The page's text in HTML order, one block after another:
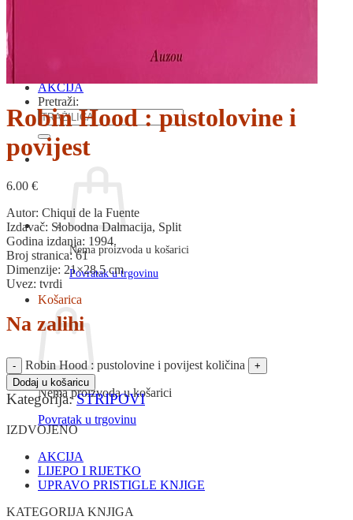
AKCIJA
Pretraži:
Nema proizvoda u košarici
Povratak u trgovinu
Košarica
Nema proizvoda u košarici
Povratak u trgovinu
Robin Hood : pustolovine i
povijest
6.00 €
Autor: Chiqui de la Fuente
Izdavač: Slobodna Dalmacija, Split
Godina izdanja: 1994.
Broj stranica: 61
Dimenzije: 21×28,5 cm
Uvez: tvrdi
Na zalihi
Robin Hood : pustolovine i povijest količina
Dodaj u košaricu
Kategorija:STRIPOVI
IZDVOJENO
AKCIJA
LIJEPO I RIJETKO
UPRAVO PRISTIGLE KNJIGE
KATEGORIJA KNJIGA